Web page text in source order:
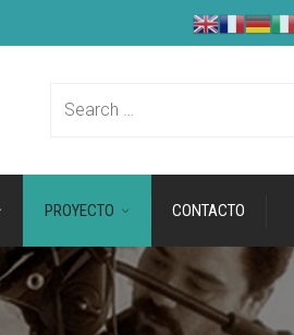
Search for:
PROYECTO CONTACTO